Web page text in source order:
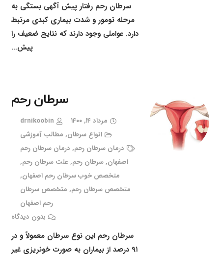
سرطان رحم رفتار پیش آگهی بستگی به
مرحله تومور و شدت بیماری کبدی مرتبط
دارد. عواملی وجود دارند که نتایج ضعیف را
پیش…
سرطان رحم
مرداد ۱۴, ۱۴۰۰
drnikoobin
انواع سرطان, مطالب آموزشی
درمان سرطان رحم, درمان سرطان رحم
اصفهان,سرطان رحم, علت سرطان رحم,
متخصص خوب سرطان رحم اصفهان,
متخصص سرطان رحم, متخصص سرطان
رحم اصفهان
بدون دیدگاه
سرطان رحم این نوع سرطان معمولاً و در
۹۱ درصد از بیماران به صورت خونریزی غیر